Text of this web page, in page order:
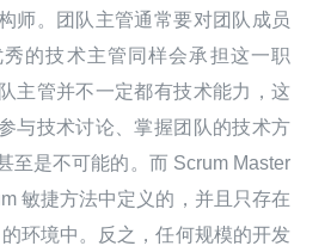
师。团队主管通常要对团队成员
的技术主管同样会承担这一职
主管并不一定都有技术能力，这
与技术讨论、掌握团队的技术方
至是不可能的。而 Scrum Master
敏捷方法中定义的，并且只存在
环境中。反之，任何规模的开发